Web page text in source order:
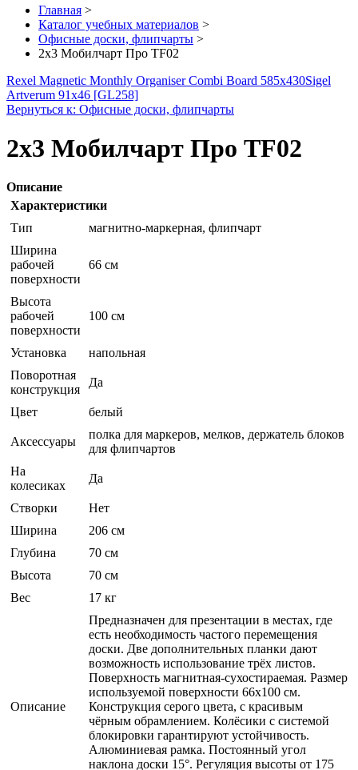
Главная >
Каталог учебных материалов >
Офисные доски, флипчарты >
2x3 Мобилчарт Про TF02
Rexel Magnetic Monthly Organiser Combi Board 585x430Sigel
Artverum 91x46 [GL258]
Вернуться к: Офисные доски, флипчарты
2x3 Мобилчарт Про TF02
Описание
Характеристики
Тип
магнитно-маркерная, флипчарт
Ширина
рабочей
поверхности
66 см
Высота
рабочей
поверхности
100 см
Установка
напольная
Поворотная
конструкция
Да
Цвет белый
Аксессуары
полка для маркеров, мелков, держатель блоков
для флипчартов
На
колесиках
Да
Створки
Нет
Ширина
206 см
Глубина
70 см
Высота
70 см
Вес
17 кг
Описание
Предназначен для презентации в местах, где
есть необходимость частого перемещения
доски. Две дополнительных планки дают
возможность использование трёх листов.
Поверхность магнитная-сухостираемая. Размер
используемой поверхности 66x100 см.
Конструкция серого цвета, с красивым
чёрным обрамлением. Колёсики с системой
блокировки гарантируют устойчивость.
Алюминиевая рамка. Постоянный угол
наклона доски 15°. Регуляция высоты от 175